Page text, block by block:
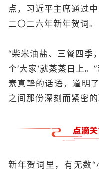
点，习近平主席通过
二〇二六年新年贺词。
“柴米油盐、三餐四季
个‘大家’就蒸蒸日上
素真挚的话语，道明
之间那份深刻而紧密的
新年贺词里，有无数“